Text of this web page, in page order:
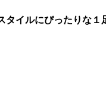
イルにぴったりな１